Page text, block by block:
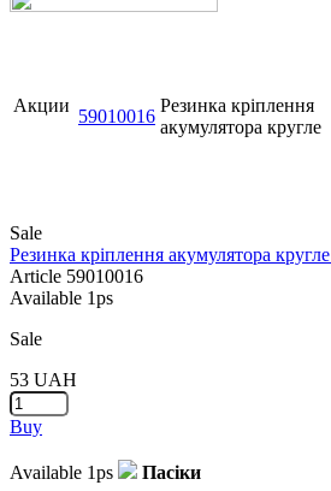
Акции
59010016
Резинка кріплення
акумулятора кругле
Sale
Резинка кріплення акумулятора кругле
Article 59010016
Available 1ps
Sale
53 UAH
Buy
Available 1ps Пасіки